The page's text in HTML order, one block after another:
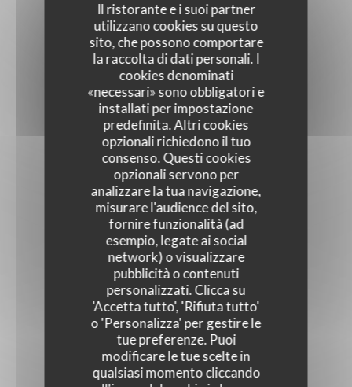
Il ristorante e i suoi partner
utilizzano cookies su questo
sito, che possono comportare
la raccolta di dati personali. I
cookies denominati
«necessari» sono obbligatori e
installati per impostazione
predefinita. Altri cookies
opzionali richiedono il tuo
consenso. Questi cookies
opzionali servono per
analizzare la tua navigazione,
misurare l'audience del sito,
fornire funzionalità (ad
esempio, legate ai social
network) o visualizzare
pubblicità o contenuti
personalizzati. Clicca su
'Accetta tutto', 'Rifiuta tutto'
o 'Personalizza' per gestire le
tue preferenze. Puoi
modificare le tue scelte in
qualsiasi momento cliccando